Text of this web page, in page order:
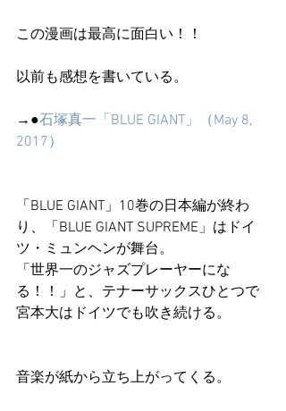
この漫画は最高に面白い！！
以前も感想を書いている。
→●石塚真一「BLUE GIANT」（May 8,
2017）
「BLUE GIANT」10巻の日本編が終わ
り、「BLUE GIANT SUPREME」はドイ
ツ・ミュンヘンが舞台。
「世界一のジャズプレーヤーにな
る！！」と、テナーサックスひとつで
宮本大はドイツでも吹き続ける。
音楽が紙から立ち上がってくる。